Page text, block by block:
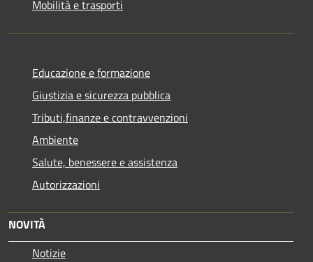
Mobilità e trasporti
Educazione e formazione
Giustizia e sicurezza pubblica
Tributi,finanze e contravvenzioni
Ambiente
Salute, benessere e assistenza
Autorizzazioni
NOVITÀ
Notizie